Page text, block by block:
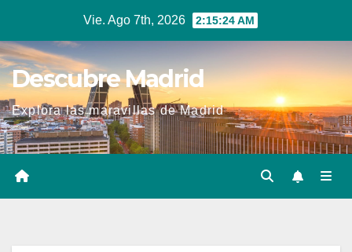
contenido
Vie. Ago 7th, 2026 2:15:25 AM
Descubre Madrid
Explora las maravillas de Madrid